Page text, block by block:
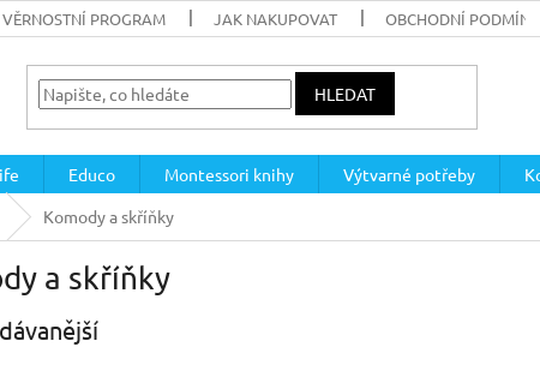
VĚRNOSTNÍ PROGRAM JAK NAKUPOVAT OBCHODNÍ PODMÍNKY
HLEDAT
Educo Montessori knihy Výtvarné potřeby
Komody a skříňky
a skříňky